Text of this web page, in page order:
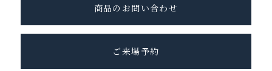
商品のお問い合わせ
ご来場予約